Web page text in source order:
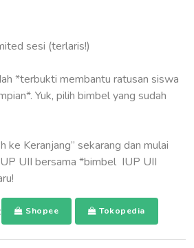
sesi (terlaris!)
*terbukti membantu ratusan siswa
Yuk, pilih bimbel yang sudah
ke Keranjang” sekarang dan mulai
UII bersama *bimbel IUP UII
Shopee Tokopedia